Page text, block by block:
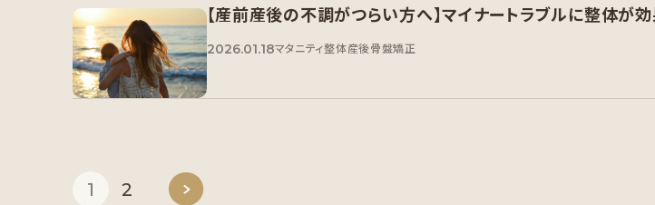
【産前産後の不調がつらい方へ】マイナートラブルに整体が
2026.01.18マタニティ整体産後骨盤矯正
1 2